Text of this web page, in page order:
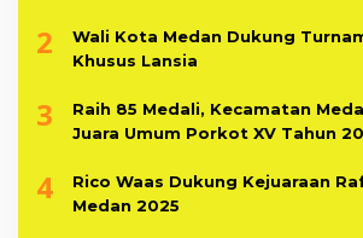
2
Wali Kota Medan Dukung
Khusus Lansia
3
Raih 85 Medali, Kecamatan
Juara Umum Porkot XV Tahun
4
Rico Waas Dukung Kejuaraan
Medan 2025